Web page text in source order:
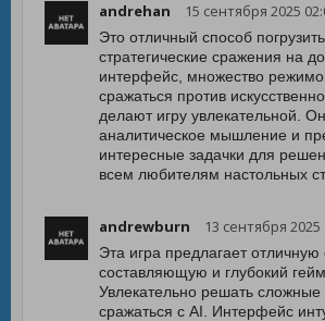
andrehan 15 сентября 2025
Это отличный способ
стратегические сражения на
интерфейс, множество
сражаться против
делают игру увлекательной.
аналитическое мышление и
интересные задачки для
всем любителям настольных
andrewburn 13 сентября 2025
Эта игра предлагает отличную
составляющую и глубокий
Увлекательно решать сложные
сражаться с AI. Интерфейс